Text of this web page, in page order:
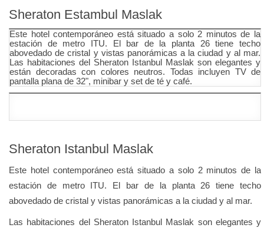
Sheraton Estambul Maslak
Este hotel contemporáneo está situado a solo 2 minutos de la
estación de metro ITU. El bar de la planta 26 tiene techo
abovedado de cristal y vistas panorámicas a la ciudad y al mar.
Las habitaciones del Sheraton Istanbul Maslak son elegantes y
están decoradas con colores neutros. Todas incluyen TV de
pantalla plana de 32", minibar y set de té y café.
Sheraton Istanbul Maslak
Este hotel contemporáneo está situado a solo 2 minutos de la
estación de metro ITU. El bar de la planta 26 tiene techo
abovedado de cristal y vistas panorámicas a la ciudad y al mar.
Las habitaciones del Sheraton Istanbul Maslak son elegantes y